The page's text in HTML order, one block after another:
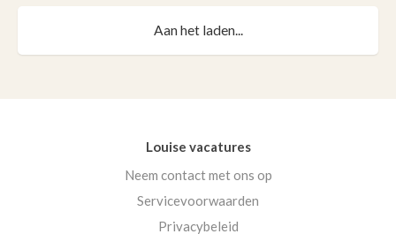
Aan het laden...
Louise vacatures
Neem contact met ons op
Servicevoorwaarden
Privacybeleid